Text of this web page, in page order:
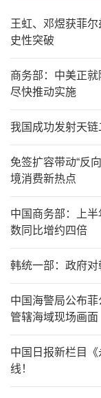
王虹、邓煜获菲
史性突破
商务部：中美正
尽快推动实施
我国成功发射天链
免签扩容带动“反
境消费新热点
中国商务部：上
数同比增约四倍
韩统一部：政府对
中国海警局公布
管辖海域现场画面
中国日报新栏目
线！